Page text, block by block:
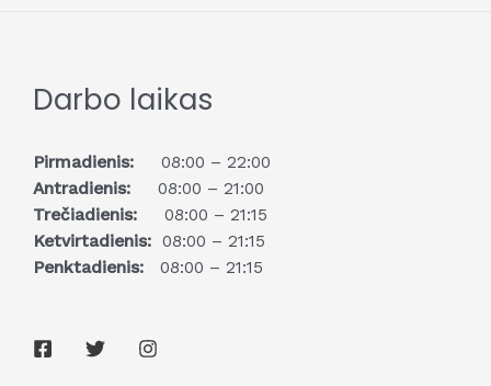
Darbo laikas
Pirmadienis: 08:00 – 22:00
Antradienis: 08:00 – 21:00
Trečiadienis: 08:00 – 21:15
Ketvirtadienis: 08:00 – 21:15
Penktadienis: 08:00 – 21:15